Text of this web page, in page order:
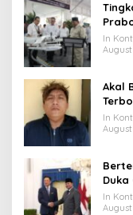
In
August
Akal
In
August
In
August